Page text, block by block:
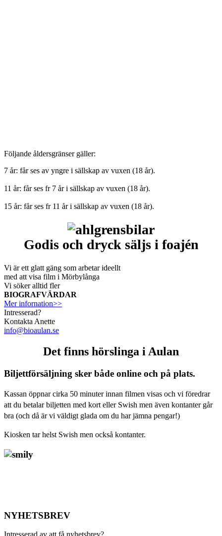
Följande åldersgränser gäller:
7 år: får ses av yngre i sällskap av vuxen (18 år).
11 år: får ses fr 7 år i sällskap av vuxen (18 år).
15 år: får ses fr 11 år i sällskap av vuxen (18 år).
Godis och dryck säljs i foajén
Vi är ett glatt gäng som arbetar ideellt
med att visa film i Mörbylånga
Vi söker alltid fler
BIOGRAFVÄRDAR
Mer infornation>>
Intresserad?
Kontakta Anette
info@bioaulan.se
Det finns hörslinga i Aulan
Biljettförsäljning sker både online och på plats.
Kassan öppnar cirka 50 minuter innan filmen visas och vi föredrar
att du betalar biljetten med kort eller Swish men även kontanter går
bra (och då är vi väldigt glada om du har jämna pengar!)
Kiosken tar helst Swish men också kontanter.
NYHETSBREV